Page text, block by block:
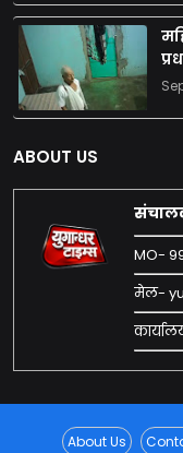
ABOUT US
MO-
मेल-
About Us